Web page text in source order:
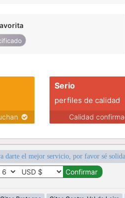
Serio
perfiles de calidad
Calidad
darte el mejor servicio, por favor sé